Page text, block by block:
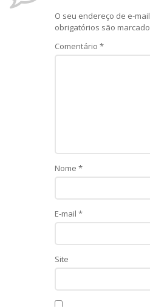
O seu endereço de e-
obrigatórios são
Comentário*
Nome*
E-mail*
Site